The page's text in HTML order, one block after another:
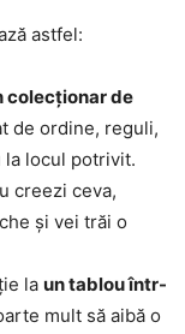
astfel:
colecționar de
de ordine, reguli,
locul potrivit.
creezi ceva,
și vei trăi o
la un tablou într-
mult să aibă o